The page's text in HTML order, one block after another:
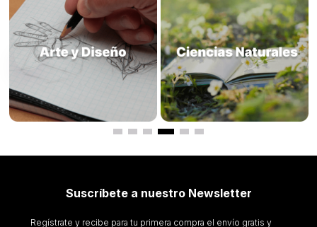
Suscríbete a nuestro Newsletter
Regístrate y recibe para tu primera compra el envío gratis y